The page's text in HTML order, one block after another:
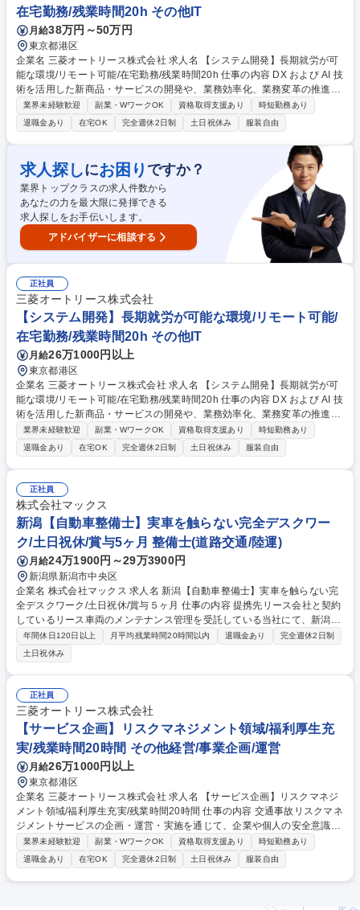
在宅勤務/残業時間20h その他IT
月給38万円～50万円
東京都港区
企業名 三菱オートリース株式会社 求人名 【システム開発】長期就労が可
能な環境/リモート可能/在宅勤務/残業時間20h 仕事の内容 DX および AI 技
術を活用した新商品・サービスの開発や、業務効率化、業務変革の推進を
担っていただきます。・AI・データ活用におけるソリューションの企画・
実装 - サービスにおける AI・データ分析機能の導入提案、AI モデル・プロ
トタイプ開発、各種 PoC 推進- 業務プロセスの自動化や分析基盤構築、AI
活用事例の社内展開・啓発・顧客向け web 車両管理サービスの企画・開
発・推進【備考追加あり】 募集職種 【システム開発】長期就労が可能な
環境/リモート可能/在宅勤務/残業時間20h
業界未経験歓迎 副業・WワークOK 資格取得支援あり
時短勤務あり
退職金あり
在宅OK 完全週休2日制 土日祝休み 服装自由
求人探しにお困り ですか？
業界トップクラスの求人件数から
あなたの力を最大限に発揮できる
求人探しをお手伝いします。
アドバイザーに相談する
正社員
三菱オートリース株式会社
【システム開発】長期就労が可能な環境/リモート可能/
在宅勤務/残業時間20h その他IT
月給26万1000円以上
東京都港区
企業名 三菱オートリース株式会社 求人名 【システム開発】長期就労が可
能な環境/リモート可能/在宅勤務/残業時間20h 仕事の内容 DX および AI 技
術を活用した新商品・サービスの開発や、業務効率化、業務変革の推進を
担っていただきます。 ■AI・データ活用ソリューション企画・実装：AI分
析機能導入提案、モデル開発、PoC推進■業務プロセス自動化・分析基盤
構築、社内展開・啓発 ■Web車両管理サービス企画・開発：設計、テス
ト、問い合わせ対応、マニュアル作成、勉強会開催■社内ワークフローシ
ステム展開：他システム・顧客連携検討、社内推進■ベンダーマネジメン
ト業務も担当 募集職種 【システム開発】長期就労が可能な環境/リモート
可能/在宅勤務/残業時間20h
業界未経験歓迎 副業・WワークOK 資格取得支援あり
時短勤務あり
退職金あり
在宅OK 完全週休2日制 土日祝休み 服装自由
正社員
株式会社マックス
新潟【自動車整備士】実車を触らない完全デスクワー
ク/土日祝休/賞与5ヶ月 整備士(道路交通/陸運)
月給24万1900円～29万3900円
新潟県新潟市中央区
企業名 株式会社マックス 求人名 新潟【自動車整備士】実車を触らない完
全デスクワーク/土日祝休/賞与５ヶ月 仕事の内容 提携先リース会社と契約
しているリース車両のメンテナンス管理を受託している当社にて、新潟営
業所の自動車整備士募集。実車作業は一切なく、過去の現場経験や専門知
識をオフィスワークで存分に活かせる環境です。 ■オートリース車両のメ
ンテナンス管理業務 ■整備工場やカーディーラー等から寄せられる整備内
容や見積書のチェック・承認業務 ■データ入力や伝票処理、電話応対等の
各種オフィスワーク ※実車に触れる現場作業や夜勤は一切ありません。約
1年間かけて丁寧な研修期間をしっかりと設けていますので非常に安心で
す。 募集職種 新潟【自動車整備士】実車を触らない完全デスクワーク/土
日祝休/賞与５ヶ月
年間休日120日以上 月平均残業時間20時間以内 退職金あり
完全週休2日制
土日祝休み
正社員
三菱オートリース株式会社
【サービス企画】リスクマネジメント領域/福利厚生充
実/残業時間20時間 その他経営/事業企画/運営
月給26万1000円以上
東京都港区
企業名 三菱オートリース株式会社 求人名 【サービス企画】リスクマネジ
メント領域/福利厚生充実/残業時間20時間 仕事の内容 交通事故リスクマネ
ジメントサービスの企画・運営・実施を通じて、企業や個人の安全意識向
上を支援する業務です。 社内外向けにセミナーやカウンセリングを通じた
リスクマネジメントサービスを提供。動画・eラーニング・アプリなどを
活用した次世代型サービスの企画・運営も担当。行動心理学や産業カウン
セラーの知見を活かし、組織の行動変容を促す仕組みづくりを推進しま
業界未経験歓迎 副業・WワークOK 資格取得支援あり
時短勤務あり
退職金あり
在宅OK 完全週休2日制 土日祝休み 服装自由